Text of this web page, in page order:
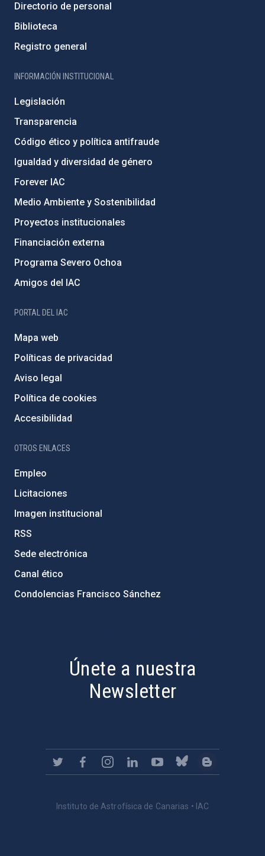
Directorio de personal
Biblioteca
Registro general
INFORMACIÓN INSTITUCIONAL
Legislación
Transparencia
Código ético y política antifraude
Igualdad y diversidad de género
Forever IAC
Medio Ambiente y Sostenibilidad
Proyectos institucionales
Financiación externa
Programa Severo Ochoa
Amigos del IAC
PORTAL DEL IAC
Mapa web
Políticas de privacidad
Aviso legal
Política de cookies
Accesibilidad
OTROS ENLACES
Empleo
Licitaciones
Imagen institucional
RSS
Sede electrónica
Canal ético
Condolencias Francisco Sánchez
Únete a nuestra
Newsletter
Instituto de Astrofísica de Canarias • IAC